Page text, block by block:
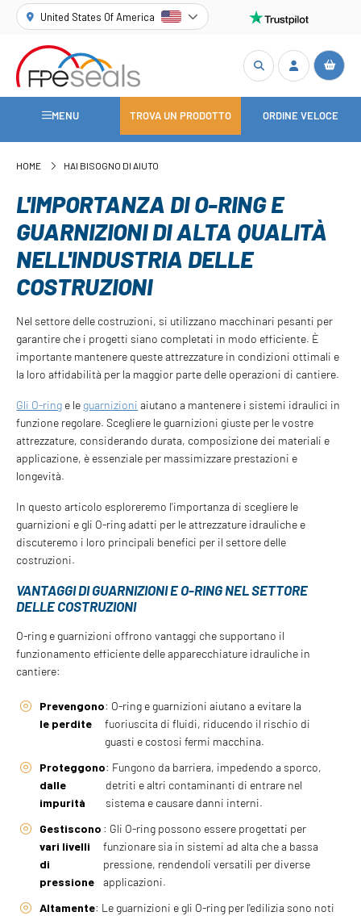
United States Of America
MENU TROVA UN PRODOTTO ORDINE VELOCE
HOME HAI BISOGNO DI AIUTO
L'IMPORTANZA DI O-RING E
GUARNIZIONI DI ALTA QUALITÀ
NELL'INDUSTRIA DELLE
COSTRUZIONI
Nel settore delle costruzioni, si utilizzano macchinari pesanti per
garantire che i progetti siano completati in modo efficiente. È
importante mantenere queste attrezzature in condizioni ottimali e
la loro affidabilità per la maggior parte delle operazioni di cantiere.
Gli O-ring e le guarnizioni aiutano a mantenere i sistemi idraulici in
funzione regolare. Scegliere le guarnizioni giuste per le vostre
attrezzature, considerando durata, composizione dei materiali e
applicazione, è essenziale per massimizzare prestazioni e
longevità.
In questo articolo esploreremo l'importanza di scegliere le
guarnizioni e gli O-ring adatti per le attrezzature idrauliche e
discuteremo i loro principali benefici per il settore delle
costruzioni.
VANTAGGI DI GUARNIZIONI E O-RING NEL SETTORE
DELLE COSTRUZIONI
O-ring e guarnizioni offrono vantaggi che supportano il
funzionamento efficiente delle apparecchiature idrauliche in
cantiere:
Prevengono
le perdite
: O-ring e guarnizioni aiutano a evitare la
fuoriuscita di fluidi, riducendo il rischio di
guasti e costosi fermi macchina.
Proteggono
dalle
impurità
: Fungono da barriera, impedendo a sporco,
detriti e altri contaminanti di entrare nel
sistema e causare danni interni.
Gestiscono
vari livelli
di
pressione
: Gli O-ring possono essere progettati per
funzionare sia in sistemi ad alta che a bassa
pressione, rendendoli versatili per diverse
applicazioni.
Altamente: Le guarnizioni e gli O-ring per l'edilizia sono noti